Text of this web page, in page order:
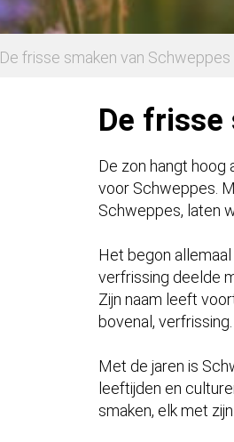
De frisse smaken van Schweppes
De frisse
De zon hangt hoog
voor Schweppes.
Schweppes, laten
Het begon
verfrissing deelde
Zijn naam leeft
bovenal, verfrissing.
Met de jaren is
leeftijden en
smaken, elk met